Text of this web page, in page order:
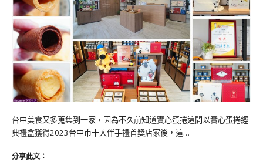
台中美食又多蒐集到一家，因為不久前知道實心蛋捲這間以實心蛋捲經
典禮盒獲得2023台中市十大伴手禮首獎店家後，這…
分享此文：